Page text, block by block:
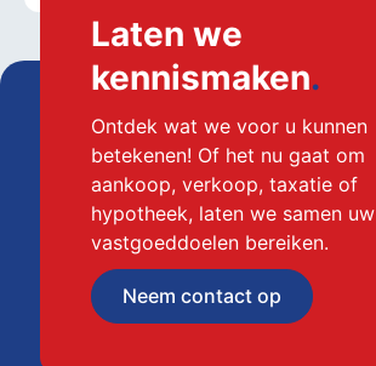
Laten we
kennismaken.
Ontdek wat we voor u kunnen
betekenen! Of het nu gaat om
aankoop, verkoop, taxatie of
hypotheek, laten we samen uw
vastgoeddoelen bereiken.
Neem contact op